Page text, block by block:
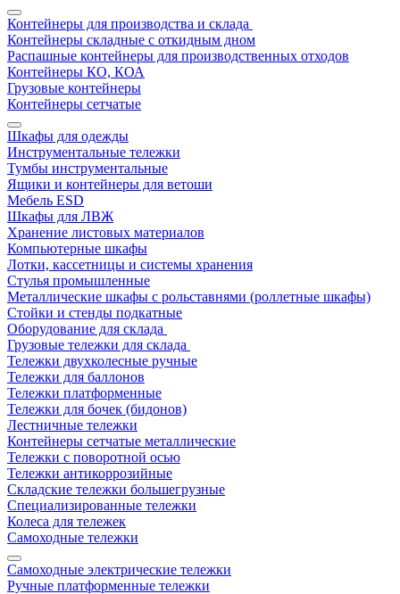
Контейнеры для производства и склада
Контейнеры складные с откидным дном
Распашные контейнеры для производственных отходов
Контейнеры КО, КОА
Грузовые контейнеры
Контейнеры сетчатые
Шкафы для одежды
Инструментальные тележки
Тумбы инструментальные
Ящики и контейнеры для ветоши
Мебель ESD
Шкафы для ЛВЖ
Хранение листовых материалов
Компьютерные шкафы
Лотки, кассетницы и системы хранения
Стулья промышленные
Металлические шкафы с рольставнями (роллетные шкафы)
Стойки и стенды подкатные
Оборудование для склада
Грузовые тележки для склада
Тележки двухколесные ручные
Тележки для баллонов
Тележки платформенные
Тележки для бочек (бидонов)
Лестничные тележки
Контейнеры сетчатые металлические
Тележки с поворотной осью
Тележки антикоррозийные
Складские тележки большегрузные
Специализированные тележки
Колеса для тележек
Самоходные тележки
Самоходные электрические тележки
Ручные платформенные тележки